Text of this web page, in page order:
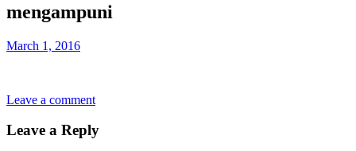
mengampuni
March 1, 2016
Leave a comment
Leave a Reply